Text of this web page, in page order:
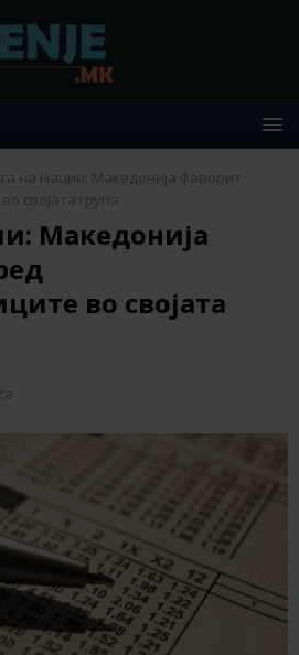
на Нации: Македонија фаворит
својата група
Македонија
во својата